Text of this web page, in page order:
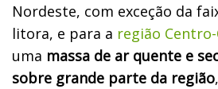
Nordeste, com exceção da
litora, e para a região
uma massa de ar quente e
sobre grande parte da região